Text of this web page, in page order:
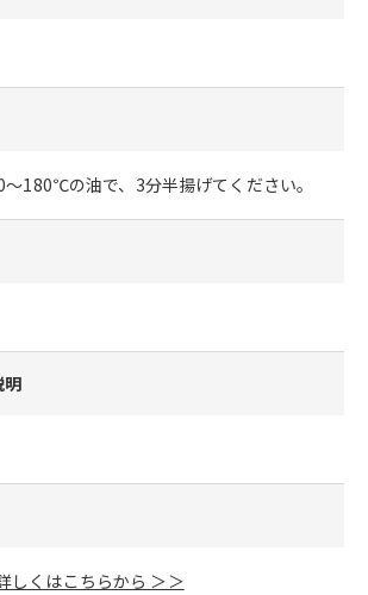
180℃の油で、3分半揚げてください。
明
しくはこちらから ＞＞